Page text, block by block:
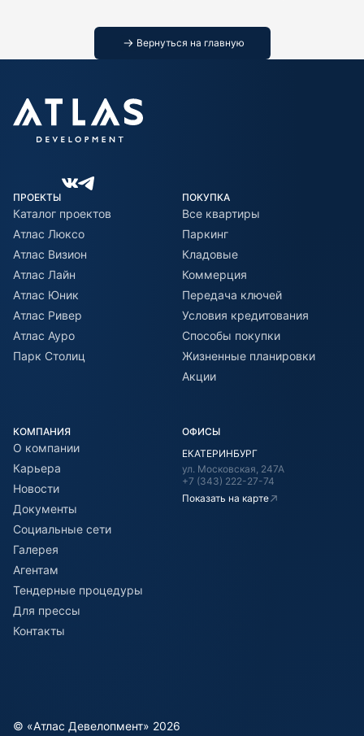
Вернуться на главную
ПРОЕКТЫ
Каталог проектов
Атлас Люксо
Атлас Визион
Атлас Лайн
Атлас Юник
Атлас Ривер
Атлас Ауро
Парк Столиц
ПОКУПКА
Все квартиры
Паркинг
Кладовые
Коммерция
Передача ключей
Условия кредитования
Способы покупки
Жизненные планировки
Акции
КОМПАНИЯ
О компании
Карьера
Новости
Документы
Социальные сети
Галерея
Агентам
Тендерные процедуры
Для прессы
Контакты
ОФИСЫ
ЕКАТЕРИНБУРГ
ул. Московская, 247А
+7 (343) 222-27-74
Показать на карте
© «Атлас Девелопмент» 2026